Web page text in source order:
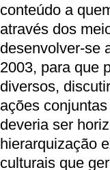
conteúdo a
através dos
desenvolver-se
2003, para que
diversos,
ações
deveria ser
hierarquização
culturais que